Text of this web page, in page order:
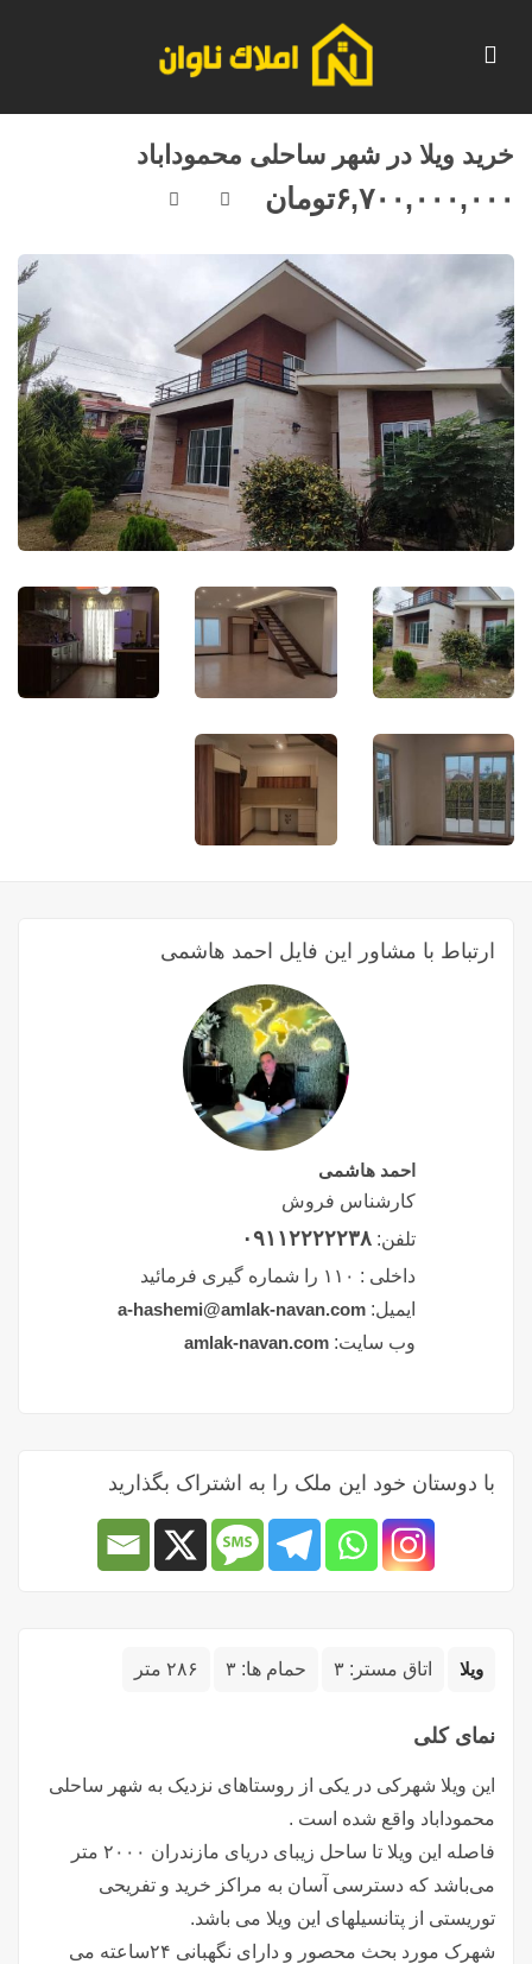
خرید ویلا در شهر ساحلی محموداباد
۶,۷۰۰,۰۰۰,۰۰۰تومان
ویلا اتاق مستر: ۳ حمام ها: ۳ ۲۸۶ متر
نمای کلی
این ویلا شهرکی در یکی از روستاهای نزدیک به شهر ساحلی
محموداباد واقع شده است .
فاصله این ویلا تا ساحل زیبای دریای مازندران ۲۰۰۰ متر
می‌باشد که دسترسی آسان به مراکز خرید و تفریحی
توریستی از پتانسیلهای این ویلا می باشد.
شهرک مورد بحث محصور و دارای نگهبانی ۲۴ساعته می
ارتباط با مشاور این فایل احمد هاشمی
احمد هاشمی
کارشناس فروش
تلفن: ۰۹۱۱۲۲۲۲۲۳۸
داخلی : ۱۱۰ را شماره گیری فرمائید
ایمیل: a-hashemi@amlak-navan.com
وب سایت: amlak-navan.com
با دوستان خود این ملک را به اشتراک بگذارید